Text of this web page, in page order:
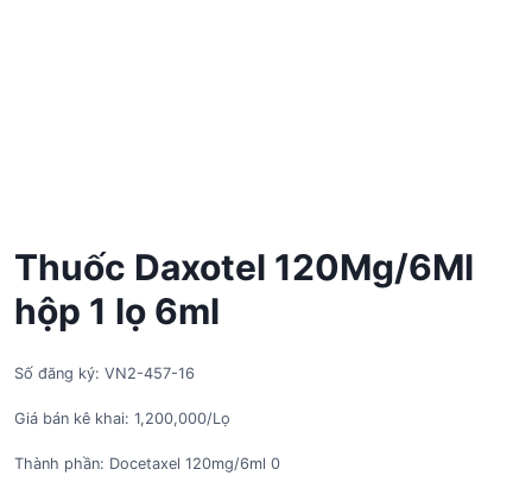
Thuốc Daxotel 120Mg/6Ml
hộp 1 lọ 6ml
Số đăng ký: VN2-457-16
Giá bán kê khai: 1,200,000/Lọ
Thành phần: Docetaxel 120mg/6ml 0